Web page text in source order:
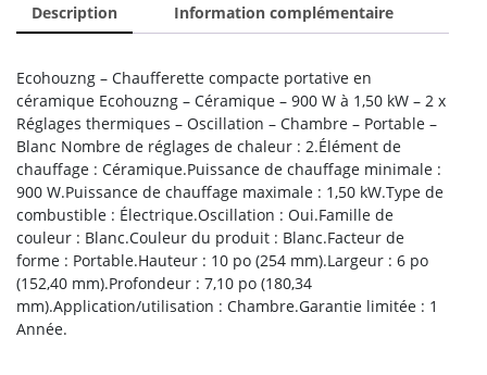
TECH
Description Information complémentaire
Ecohouzng – Chaufferette compacte portative en
céramique Ecohouzng – Céramique – 900 W à 1,50 kW – 2 x
Réglages thermiques – Oscillation – Chambre – Portable –
Blanc Nombre de réglages de chaleur : 2.Élément de
chauffage : Céramique.Puissance de chauffage minimale :
900 W.Puissance de chauffage maximale : 1,50 kW.Type de
combustible : Électrique.Oscillation : Oui.Famille de
couleur : Blanc.Couleur du produit : Blanc.Facteur de
forme : Portable.Hauteur : 10 po (254 mm).Largeur : 6 po
(152,40 mm).Profondeur : 7,10 po (180,34
mm).Application/utilisation : Chambre.Garantie limitée : 1
Année.